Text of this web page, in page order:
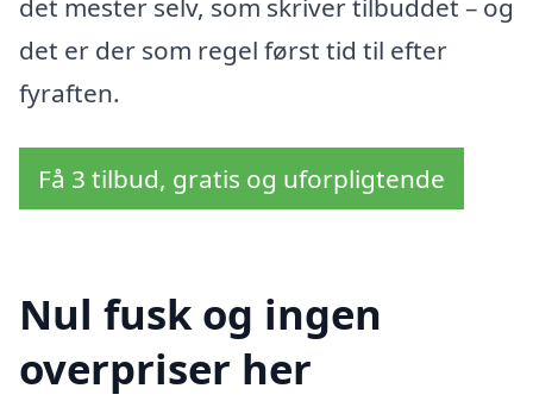
det mester selv, som skriver tilbuddet – og
det er der som regel først tid til efter
fyraften.
Få 3 tilbud, gratis og uforpligtende
Nul fusk og ingen
overpriser her